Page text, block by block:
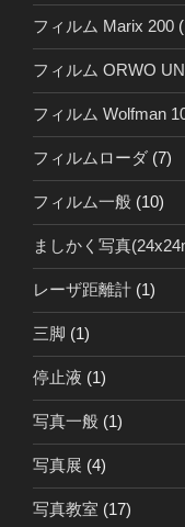
フィルム Marix 200
フィルム ORWO
フィルム Wolfman
フィルムローダ (7)
フィルム一般 (10)
ましかく写真
レーザ距離計 (1)
三脚 (1)
停止液 (1)
写真一般 (1)
写真展 (4)
写真教室 (17)